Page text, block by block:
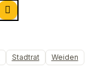
Stadtrat
Weiden